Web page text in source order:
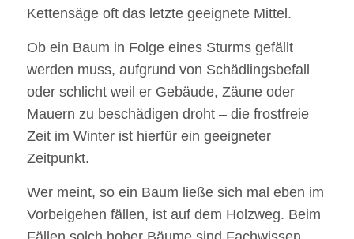
Kettensäge oft das letzte geeignete Mittel.
Ob ein Baum in Folge eines Sturms ­gefällt
werden muss, aufgrund von Schädlingsbefall
oder schlicht weil er Gebäude, Zäune oder
Mauern zu beschädigen droht – die frostfreie
Zeit im Winter ist hierfür ein geeigneter
Zeitpunkt.
Wer meint, so ein Baum ließe sich mal eben im
Vorbeigehen fällen, ist auf dem Holzweg. Beim